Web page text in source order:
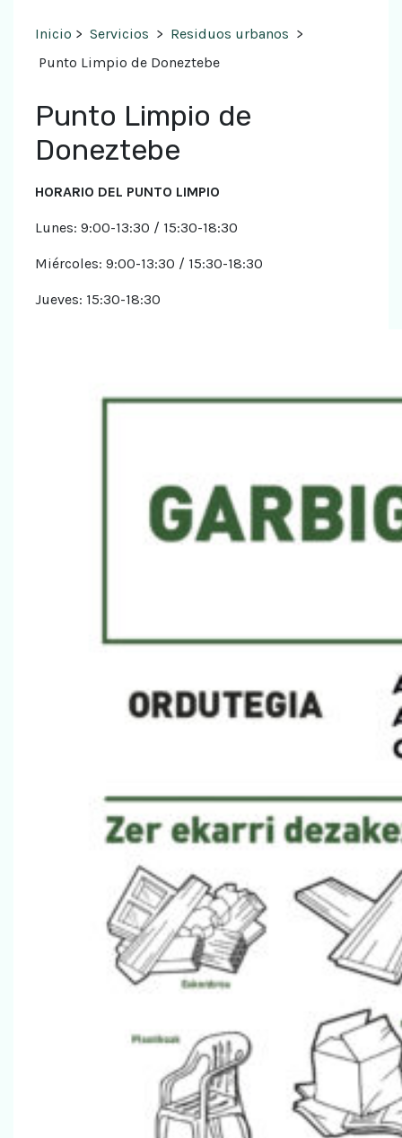
Inicio > Servicios > Residuos urbanos >
Punto Limpio de Doneztebe
Punto Limpio de
Doneztebe
HORARIO DEL PUNTO LIMPIO
Lunes: 9:00-13:30 / 15:30-18:30
Miércoles: 9:00-13:30 / 15:30-18:30
Jueves: 15:30-18:30